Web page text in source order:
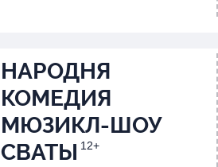
НАРОДНЯ
КОМЕДИЯ
МЮЗИКЛ-ШОУ
СВАТЫ 12+